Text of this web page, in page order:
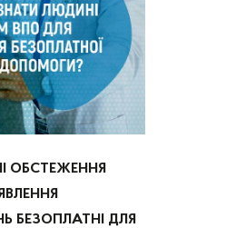
ОБСТЕЖЕННЯ
БЕЗОПЛАТНІ ДЛЯ